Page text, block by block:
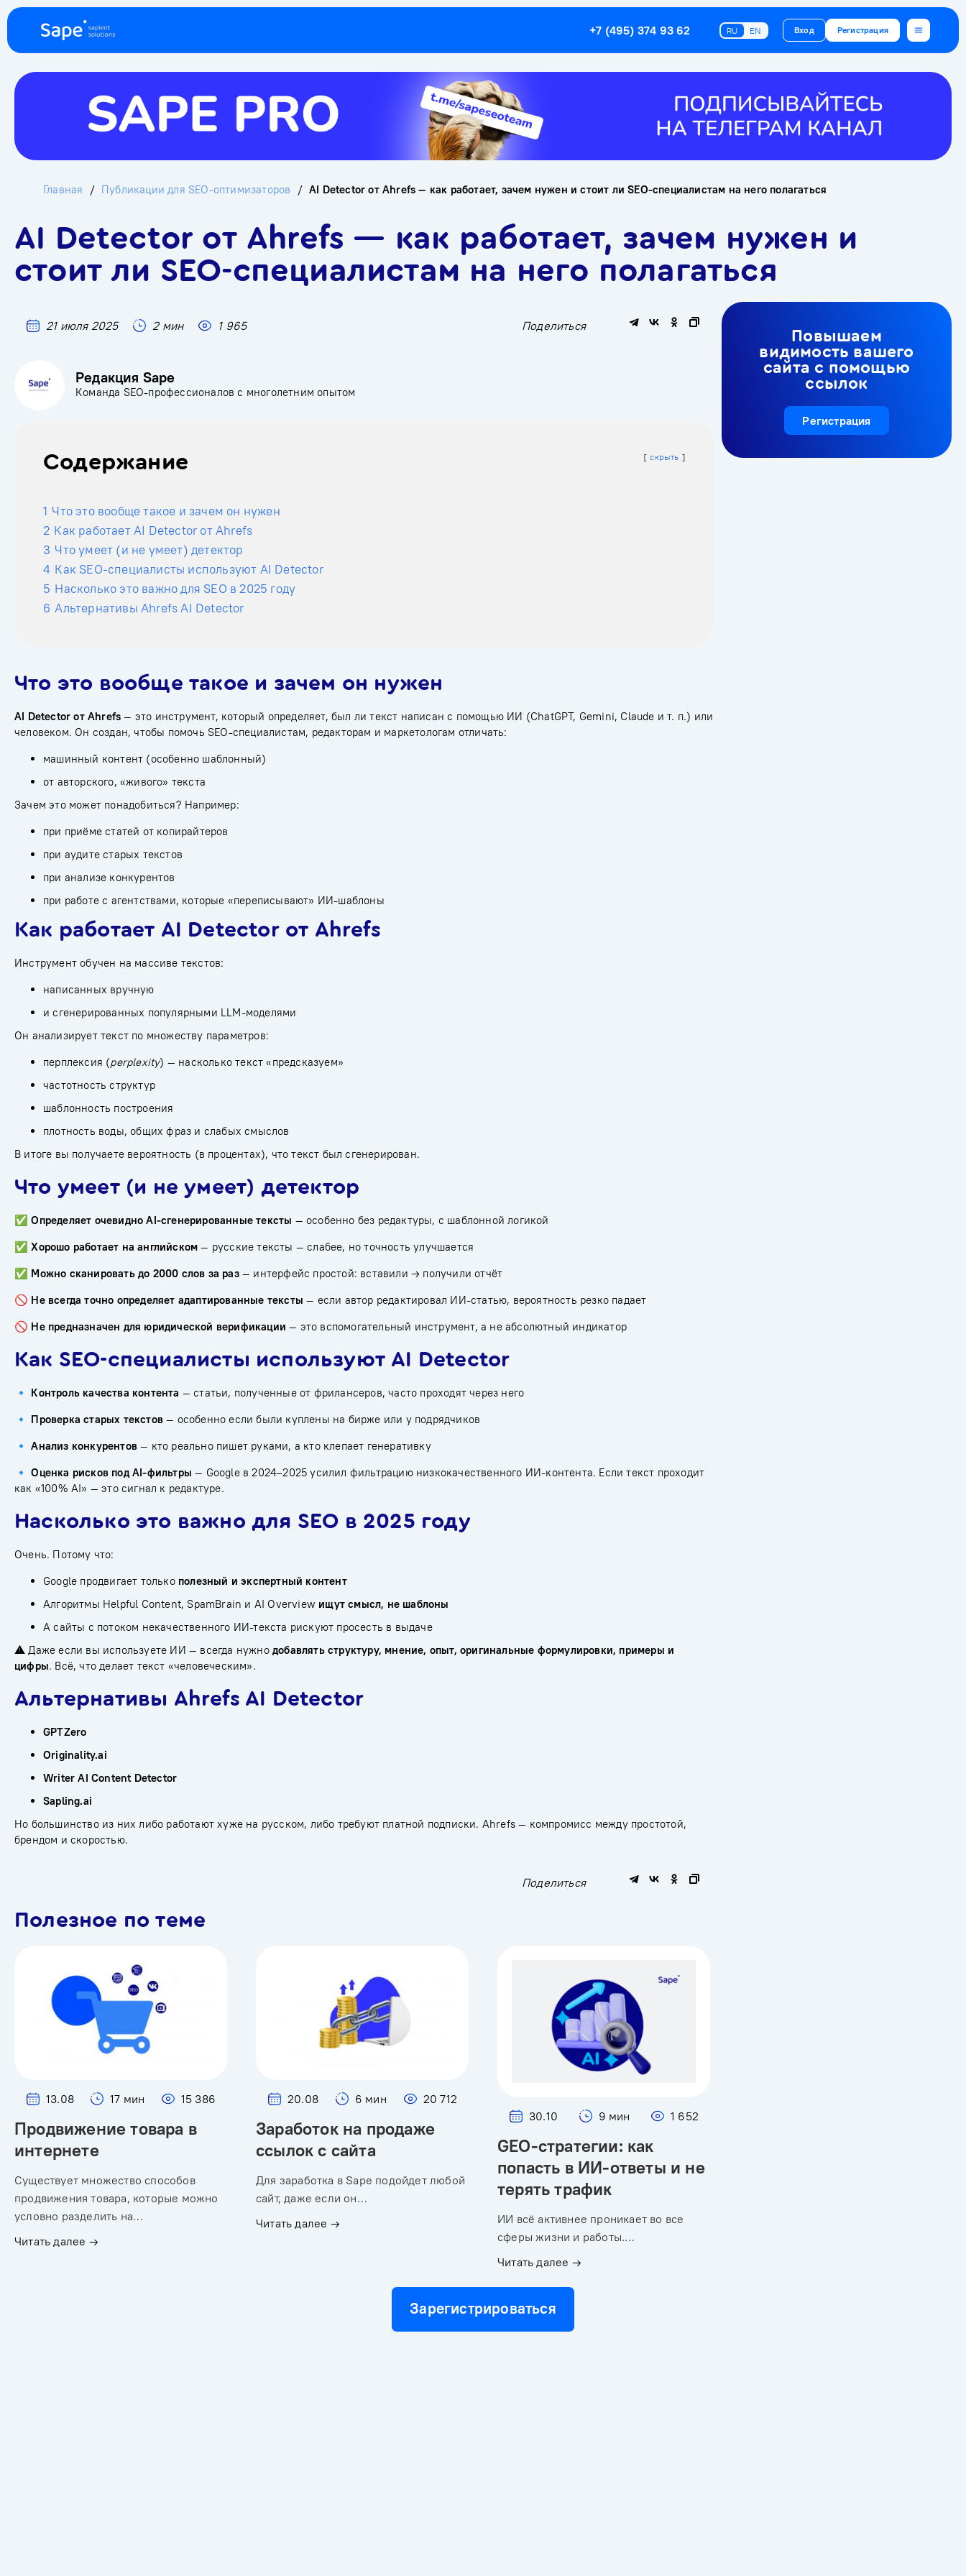
+7 (495) 374 93 62 RU EN Вход Регистрация
Главная Публикации для SEO-оптимизаторов AI Detector от Ahrefs — как работает, зачем нужен и стоит ли SEO-специалистам на него полагаться
AI Detector от Ahrefs — как работает, зачем нужен и
стоит ли SEO-специалистам на него полагаться
21 июля 2025 2 мин 1 965 Поделиться
Редакция Sape
Команда SEO-профессионалов с многолетним опытом
Содержание скрыть
1 Что это вообще такое и зачем он нужен
2 Как работает AI Detector от Ahrefs
3 Что умеет (и не умеет) детектор
4 Как SEO-специалисты используют AI Detector
5 Насколько это важно для SEO в 2025 году
6 Альтернативы Ahrefs AI Detector
Что это вообще такое и зачем он нужен
AI Detector от Ahrefs — это инструмент, который определяет, был ли текст написан с помощью ИИ (ChatGPT, Gemini, Claude и т. п.) или
человеком. Он создан, чтобы помочь SEO-специалистам, редакторам и маркетологам отличать:
машинный контент (особенно шаблонный)
от авторского, «живого» текста
Зачем это может понадобиться? Например:
при приёме статей от копирайтеров
при аудите старых текстов
при анализе конкурентов
при работе с агентствами, которые «переписывают» ИИ-шаблоны
Как работает AI Detector от Ahrefs
Инструмент обучен на массиве текстов:
написанных вручную
и сгенерированных популярными LLM-моделями
Он анализирует текст по множеству параметров:
перплексия (perplexity) — насколько текст «предсказуем»
частотность структур
шаблонность построения
плотность воды, общих фраз и слабых смыслов
В итоге вы получаете вероятность (в процентах), что текст был сгенерирован.
Что умеет (и не умеет) детектор
✅Определяет очевидно AI-сгенерированные тексты — особенно без редактуры, с шаблонной логикой
✅Хорошо работает на английском — русские тексты — слабее, но точность улучшается
✅ Можно сканировать до 2000 слов за раз— интерфейс простой: вставили → получили отчёт
🚫 Не всегда точно определяет адаптированные тексты — если автор редактировал ИИ-статью, вероятность резко падает
🚫 Не предназначен для юридической верификации — это вспомогательный инструмент, а не абсолютный индикатор
Как SEO-специалисты используют AI Detector
🔹 Контроль качества контента — статьи, полученные от фрилансеров, часто проходят через него
🔹 Проверка старых текстов — особенно если были куплены на бирже или у подрядчиков
🔹Анализ конкурентов — кто реально пишет руками, а кто клепает генеративку
🔹Оценка рисков под AI-фильтры — Google в 2024–2025 усилил фильтрацию низкокачественного ИИ-контента. Если текст проходит
как «100% AI» — это сигнал к редактуре.
Насколько это важно для SEO в 2025 году
Очень. Потому что:
Google продвигает только полезный и экспертный контент
Алгоритмы Helpful Content, SpamBrain и AI Overview ищут смысл, не шаблоны
А сайты с потоком некачественного ИИ-текста рискуют просесть в выдаче
⚠️ Даже если вы используете ИИ — всегда нужно добавлять структуру, мнение, опыт, оригинальные формулировки, примеры и
цифры. Всё, что делает текст «человеческим».
Альтернативы Ahrefs AI Detector
GPTZero
Originality.ai
Writer AI Content Detector
Sapling.ai
Но большинство из них либо работают хуже на русском, либо требуют платной подписки. Ahrefs — компромисс между простотой,
брендом и скоростью.
Поделиться
Повышаем
видимость вашего
сайта с помощью
ссылок
Регистрация
Полезное по теме
13.08 17 мин 15 386
Продвижение товара в
интернете
Существует множество способов
продвижения товара, которые можно
условно разделить на…
Читать далее →
20.08 6 мин 20 712
Заработок на продаже
ссылок с сайта
Для заработка в Sape подойдет любой
сайт, даже если он…
Читать далее →
30.10 9 мин 1 652
GEO-стратегии: как
попасть в ИИ-ответы и не
терять трафик
ИИ всё активнее проникает во все
сферы жизни и работы.…
Читать далее →
Зарегистрироваться